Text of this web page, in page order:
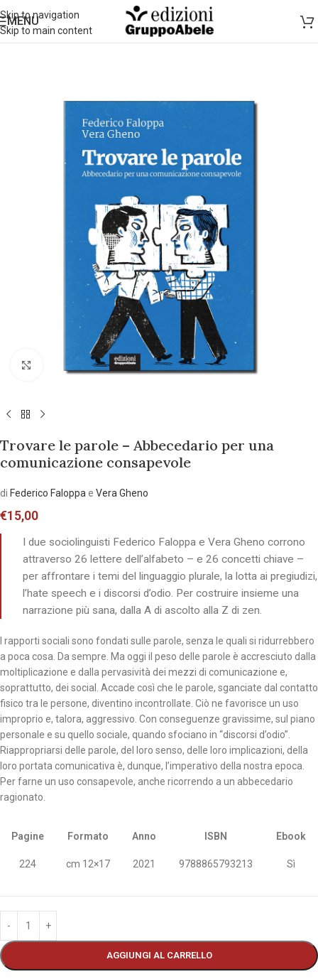
Skip to navigation
Skip to main content
MENU
Allarga l'immagine
Trovare le parole – Abbecedario per una
comunicazione consapevole
di Federico Faloppa e Vera Gheno
€15,00
I due sociolinguisti Federico Faloppa e Vera Gheno corrono
attraverso 26 lettere dell’alfabeto – e 26 concetti chiave –
per affrontare i temi del linguaggio plurale, la lotta ai pregiudizi,
l’hate speech e i discorsi d’odio. Per costruire insieme una
narrazione più sana, dalla A di ascolto alla Z di zen.
I rapporti sociali sono fondati sulle parole, senza le quali si ridurrebbero
a poca cosa. Da sempre. Ma oggi il peso delle parole è accresciuto dalla
moltiplicazione e dalla pervasività dei mezzi di comunicazione e,
soprattutto, dei social. Accade così che le parole, sganciate dal contatto
fisico tra le persone, diventino incontrollate. Ciò ne favorisce un uso
improprio e, talora, aggressivo. Con conseguenze gravissime, sul piano
personale e su quello sociale, quando sfociano in “discorsi d’odio”.
Riappropriarsi delle parole, del loro senso, delle loro implicazioni, della
loro portata comunicativa è, dunque, l’imperativo della nostra epoca.
Per farne un uso consapevole, anche ricorrendo a un abbecedario
ragionato.
Pagine
224
Formato
cm 12×17
Anno
2021
ISBN
9788865793213
Ebook
Sì
AGGIUNGI AL CARRELLO